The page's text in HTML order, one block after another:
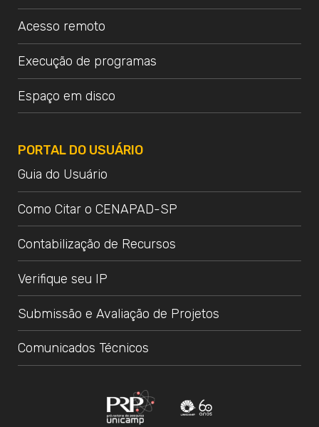
Acesso remoto
Execução de programas
Espaço em disco
PORTAL DO USUÁRIO
Guia do Usuário
Como Citar o CENAPAD-SP
Contabilização de Recursos
Verifique seu IP
Submissão e Avaliação de Projetos
Comunicados Técnicos